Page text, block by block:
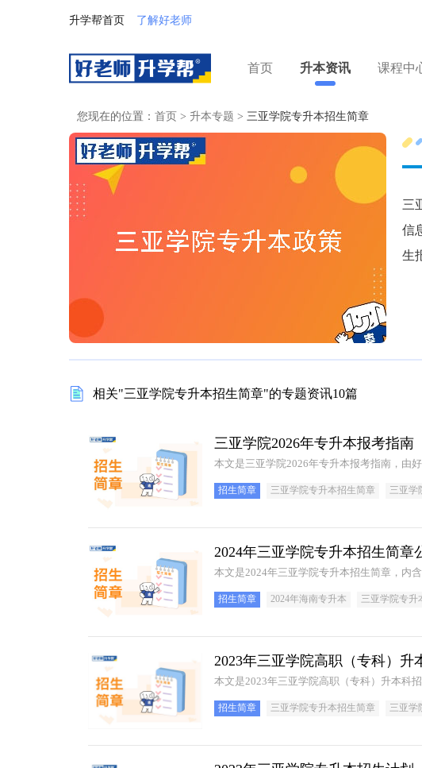
升学帮首页 了解好老师
首页 升本资讯 课程中
您现在的位置： 首页 > 升本专题 > 三亚学院专升本招生简章
三
信
生
相关"三亚学院专升本招生简章"的专题资讯10篇
三亚学院2026年专升本报考指南
本文是三亚学院2026年专升本报考指南，由
招生简章 三亚学院专升本招生简章 三亚学
2024年三亚学院专升本招生简章
本文是2024年三亚学院专升本招生简章，内
招生简章 2024年海南专升本 三亚学院专升
2023年三亚学院高职（专科）升
本文是2023年三亚学院高职（专科）升本科
招生简章 三亚学院专升本招生简章 三亚学